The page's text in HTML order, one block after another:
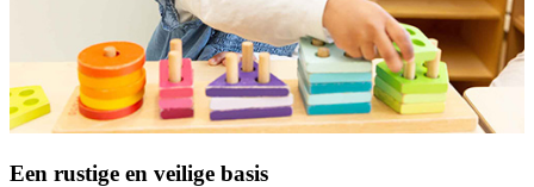
Een rustige en veilige basis